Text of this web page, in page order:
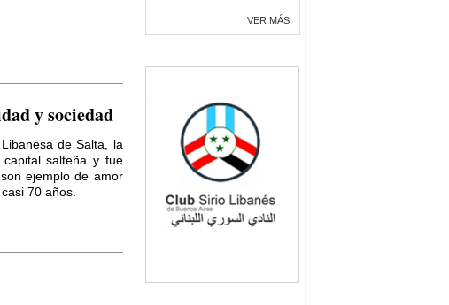
y sociedad
de Salta, la
capital salteña y fue
ejemplo de amor
70 años.
VER MÁS